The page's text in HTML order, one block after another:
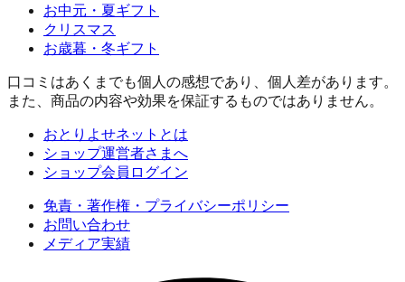
お中元・夏ギフト
クリスマス
お歳暮・冬ギフト
口コミはあくまでも個人の感想であり、個人差があります。
また、商品の内容や効果を保証するものではありません。
おとりよせネットとは
ショップ運営者さまへ
ショップ会員ログイン
免責・著作権・プライバシーポリシー
お問い合わせ
メディア実績